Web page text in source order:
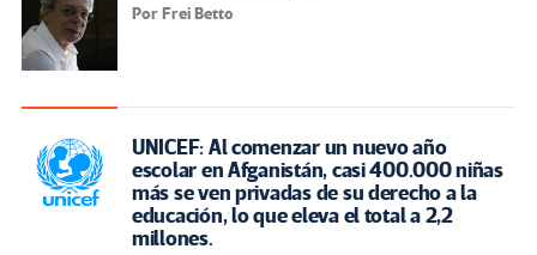
Por Frei Betto
UNICEF: Al comenzar un nuevo año
escolar en Afganistán, casi 400.000 niñas
más se ven privadas de su derecho a la
educación, lo que eleva el total a 2,2
millones.